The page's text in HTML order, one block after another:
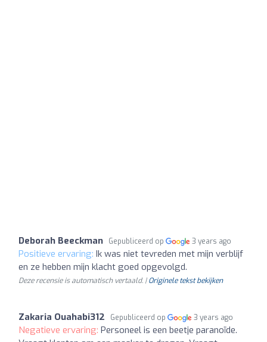
Deborah Beeckman Gepubliceerd op 3 years ago
Positieve ervaring: Ik was niet tevreden met mijn verblijf
en ze hebben mijn klacht goed opgevolgd.
Deze recensie is automatisch vertaald. |Originele tekst bekijken
Zakaria Ouahabi312 Gepubliceerd op 3 years ago
Negatieve ervaring: Personeel is een beetje paranoïde.